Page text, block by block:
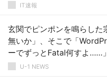
IT速報
玄関でピンポンを鳴らした
無いか」、そこで「
ーでずっとFatal何すよ……
U-1 NEWS